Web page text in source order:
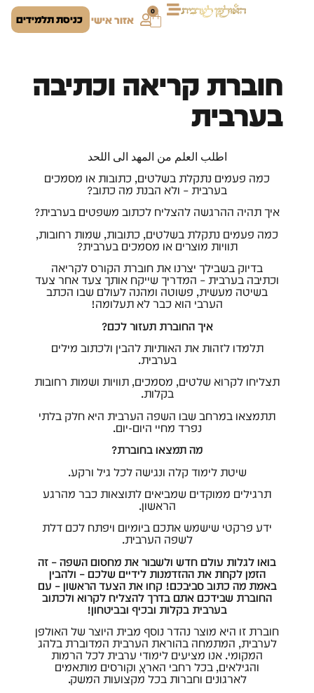
0
אזור אישי כניסת תלמידים
חוברת קריאה וכתיבה
בערבית
اطلب العلم من المهد الى اللحد
כמה פעמים נתקלת בשלטים, כתובות או מסמכים
בערבית – ולא הבנת מה כתוב?
איך תהיה ההרגשה להצליח לכתוב משפטים בערבית?
כמה פעמים נתקלת בשלטים, כתובות, שמות רחובות,
תוויות מוצרים או מסמכים בערבית?
בדיוק בשבילך יצרנו את חוברת הקורס לקריאה
וכתיבה בערבית – המדריך שייקח אותך צעד אחר צעד
בשיטה מעשית, פשוטה ומהנה לעולם שבו הכתב
הערבי הוא כבר לא תעלומה!
איך החוברת תעזור לכם?
תלמדו לזהות את האותיות להבין ולכתוב מילים
בערבית.
תצליחו לקרוא שלטים, מסמכים, תוויות ושמות רחובות
בקלות.
תתמצאו במרחב שבו השפה הערבית היא חלק בלתי
נפרד מחיי היום-יום.
מה תמצאו בחוברת?
שיטת לימוד קלה ונגישה לכל גיל ורקע.
תרגילים ממוקדים שמביאים לתוצאות כבר מהרגע
הראשון.
ידע פרקטי שישמש אתכם ביומיום ויפתח לכם דלת
לשפה הערבית.
בואו לגלות עולם חדש ולשבור את מחסום השפה – זה
הזמן לקחת את ההזדמנות לידיים שלכם – ולהבין
באמת מה כתוב סביבכם! קחו את הצעד הראשון – עם
החוברת שבידכם אתם בדרך להצליח לקרוא ולכתוב
בערבית בקלות ובכיף ובביטחון!
חוברת זו היא מוצר נהדר נוסף מבית היוצר של האולפן
לערבית, המתמחה בהוראת הערבית המדוברת בלהג
המקומי. אנו מציעים לימודי ערבית לכל הרמות
והגילאים, בכל רחבי הארץ, וקורסים מותאמים
לארגונים וחברות בכל מקצועות המשק.